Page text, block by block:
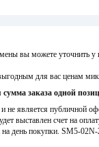
вы можете уточнить
для вас ценам
заказа одной
является публичной
выставлен счет на
день покупки. SM5-02N-